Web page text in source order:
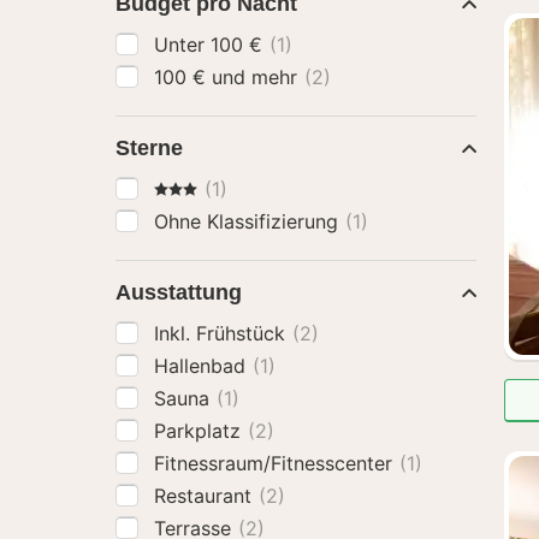
Unter 100 € (1)
100 € und mehr (2)
Sterne
3 Sterne
(1)
Ohne Klassifizierung (1)
Ausstattung
Inkl. Frühstück (2)
Hallenbad (1)
Sauna (1)
Parkplatz (2)
Fitnessraum/Fitnesscenter (1)
Restaurant (2)
Terrasse (2)